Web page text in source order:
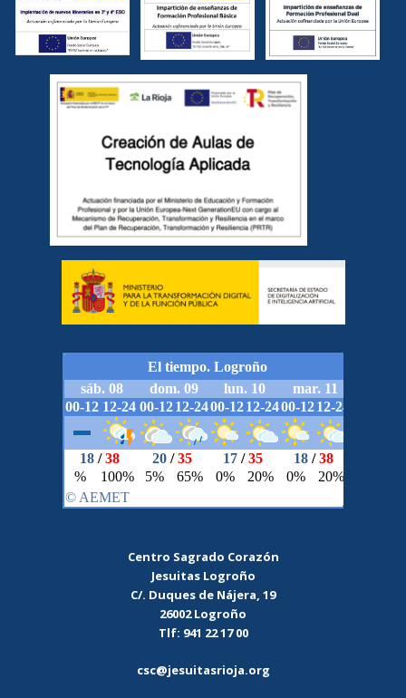
Centro Sagrado Corazón
Jesuitas Logroño
C/. Duques de Nájera, 19
26002 Logroño
Tlf: 941 22 17 00
csc@jesuitasrioja.org